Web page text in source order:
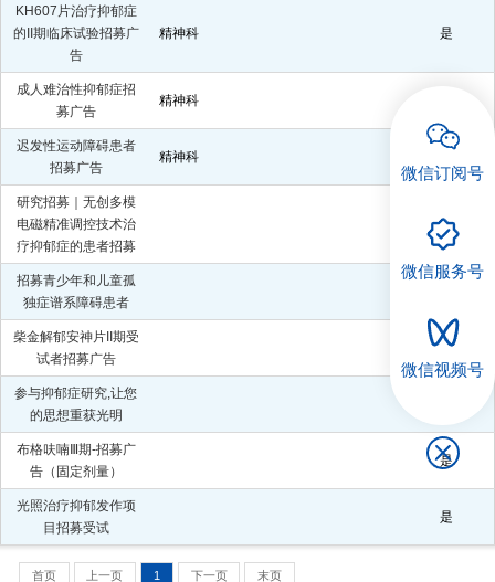
招聘专栏
KH607片治疗抑郁症
的II期临床试验招募广
告
精神科 是
成人难治性抑郁症招
募广告
精神科
迟发性运动障碍患者
招募广告
精神科
研究招募｜无创多模
电磁精准调控技术治
疗抑郁症的患者招募
是
招募青少年和儿童孤
独症谱系障碍患者
柴金解郁安神片II期受
试者招募广告
是
参与抑郁症研究,让您
的思想重获光明
布格呋喃Ⅲ期-招募广
告（固定剂量）
是
光照治疗抑郁发作项
目招募受试
是
首页 上一页 1 下一页 末页
微信订阅号
微信服务号
微信视频号